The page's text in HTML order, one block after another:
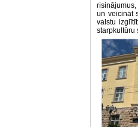
un veicināt
valstu
starpkultūru